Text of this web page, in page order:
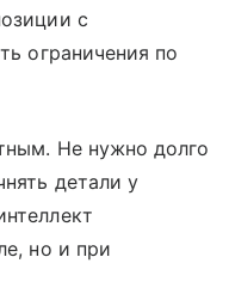
с
ограничения по
Не нужно долго
детали у
но и при